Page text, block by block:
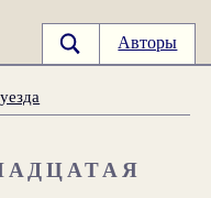
Авторы